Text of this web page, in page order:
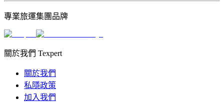
專業旅運集團品牌
關於我們 Texpert
關於我們
私隱政策
加入我們